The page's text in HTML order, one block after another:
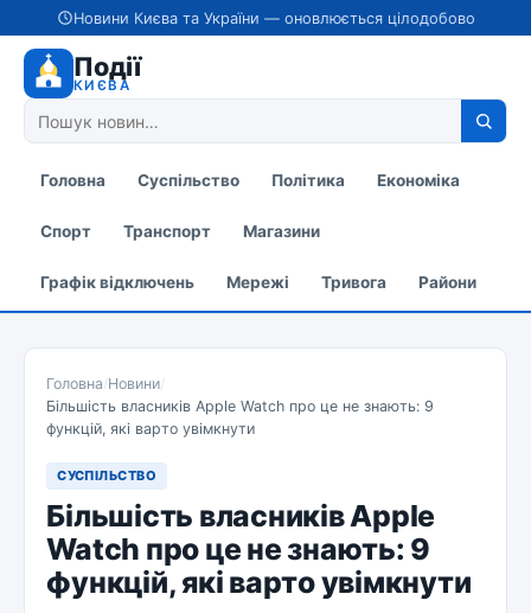
Новини Києва та України — оновлюється цілодобово
Події
КИЄВА
Головна Суспільство Політика Економіка
Спорт Транспорт Магазини
Графік відключень Мережі Тривога Райони
Головна/Новини/
Більшість власників Apple Watch про це не знають: 9
функцій, які варто увімкнути
СУСПІЛЬСТВО
Більшість власників Apple
Watch про це не знають: 9
функцій, які варто увімкнути